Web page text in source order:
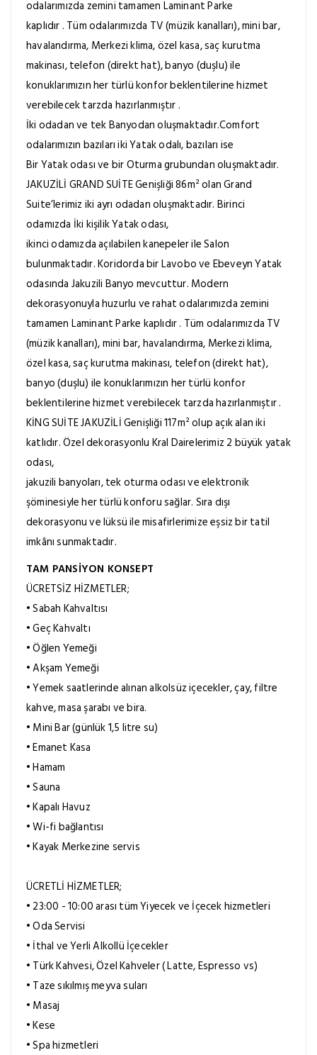
odalarımızda zemini tamamen Laminant Parke
kaplıdır . Tüm odalarımızda TV (müzik kanalları), mini bar,
havalandırma, Merkezi klima, özel kasa, saç kurutma
makinası, telefon (direkt hat), banyo (duşlu) ile
konuklarımızın her türlü konfor beklentilerine hizmet
verebilecek tarzda hazırlanmıştır .
İki odadan ve tek Banyodan oluşmaktadır.Comfort
odalarımızın bazıları iki Yatak odalı, bazıları ise
Bir Yatak odası ve bir Oturma grubundan oluşmaktadır.
JAKUZİLİ GRAND SUİTE Genişliği 86m² olan Grand
Suite’lerimiz iki ayrı odadan oluşmaktadır. Birinci
odamızda İki kişilik Yatak odası,
ikinci odamızda açılabilen kanepeler ile Salon
bulunmaktadır. Koridorda bir Lavobo ve Ebeveyn Yatak
odasında Jakuzili Banyo mevcuttur. Modern
dekorasyonuyla huzurlu ve rahat odalarımızda zemini
tamamen Laminant Parke kaplıdır . Tüm odalarımızda TV
(müzik kanalları), mini bar, havalandırma, Merkezi klima,
özel kasa, saç kurutma makinası, telefon (direkt hat),
banyo (duşlu) ile konuklarımızın her türlü konfor
beklentilerine hizmet verebilecek tarzda hazırlanmıştır .
KİNG SUİTE JAKUZİLİ Genişliği 117m² olup açık alan iki
katlıdır. Özel dekorasyonlu Kral Dairelerimiz 2 büyük yatak
odası,
jakuzili banyoları, tek oturma odası ve elektronik
şöminesiyle her türlü konforu sağlar. Sıra dışı
dekorasyonu ve lüksü ile misafirlerimize eşsiz bir tatil
imkânı sunmaktadır.
TAM PANSİYON KONSEPT
ÜCRETSİZ HİZMETLER;
• Sabah Kahvaltısı
• Geç Kahvaltı
• Öğlen Yemeği
• Akşam Yemeği
• Yemek saatlerinde alınan alkolsüz içecekler, çay, filtre
kahve, masa şarabı ve bira.
• Mini Bar (günlük 1,5 litre su)
• Emanet Kasa
• Hamam
• Sauna
• Kapalı Havuz
• Wi-fi bağlantısı
• Kayak Merkezine servis
ÜCRETLİ HİZMETLER;
• 23:00 - 10:00 arası tüm Yiyecek ve İçecek hizmetleri
• Oda Servisi
• İthal ve Yerli Alkollü İçecekler
• Türk Kahvesi, Özel Kahveler ( Latte, Espresso vs)
• Taze sıkılmış meyva suları
• Masaj
• Kese
• Spa hizmetleri